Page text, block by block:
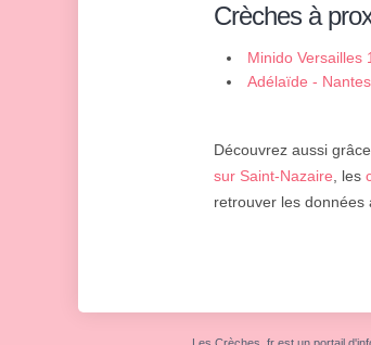
Crèches à
Minido Versailles
Adélaïde - Nantes
Découvrez aussi
sur Saint-Nazaire, les
retrouver les données